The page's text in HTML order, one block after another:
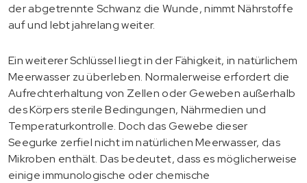
der abgetrennte Schwanz die Wunde, nimmt Nährstoffe
auf und lebt jahrelang weiter.
Ein weiterer Schlüssel liegt in der Fähigkeit, in natürlichem
Meerwasser zu überleben. Normalerweise erfordert die
Aufrechterhaltung von Zellen oder Geweben außerhalb
des Körpers sterile Bedingungen, Nährmedien und
Temperaturkontrolle. Doch das Gewebe dieser
Seegurke zerfiel nicht im natürlichen Meerwasser, das
Mikroben enthält. Das bedeutet, dass es möglicherweise
einige immunologische oder chemische